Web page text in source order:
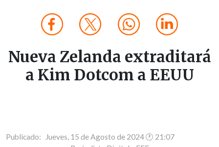
Nueva Zelanda extraditará
a Kim Dotcom a EEUU
Publicado: Jueves, 15 de Agosto de 2024 🕐 21:07